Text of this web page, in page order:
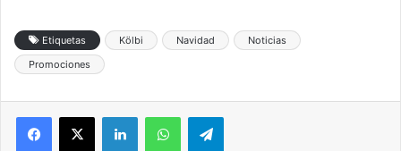
Etiquetas Kölbi Navidad
Noticias
Promociones
LinkedInWhatsAppTelegram